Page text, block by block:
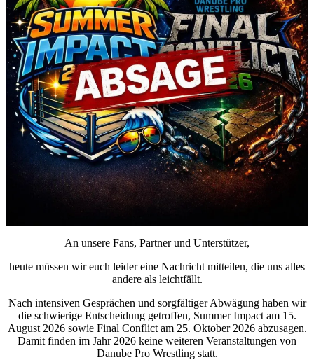
An unsere Fans, Partner und Unterstützer,
heute müssen wir euch leider eine Nachricht mitteilen, die uns alles
andere als leichtfällt.
Nach intensiven Gesprächen und sorgfältiger Abwägung haben wir
die schwierige Entscheidung getroffen, Summer Impact am 15.
August 2026 sowie Final Conflict am 25. Oktober 2026 abzusagen.
Damit finden im Jahr 2026 keine weiteren Veranstaltungen von
Danube Pro Wrestling statt.